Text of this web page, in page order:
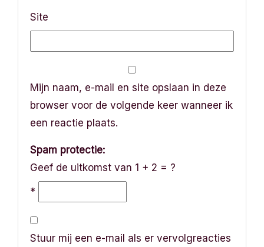
Site
Mijn naam, e-mail en site opslaan in deze
browser voor de volgende keer wanneer ik
een reactie plaats.
Spam protectie:
Geef de uitkomst van 1 + 2 = ?
*
Stuur mij een e-mail als er vervolgreacties